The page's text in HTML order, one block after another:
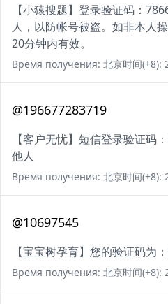
【小猿搜题】登录验证码：
人，以防帐号被盗。如非本人
20分钟内有效。
Время получения: 北京时间(+8):
@196677283719
【客户无忧】短信登录验证码
他人
Время получения: 北京时间(+8):
@10697545
【宝宝树孕育】您的验证码为：
Время получения: 北京时间(+8):